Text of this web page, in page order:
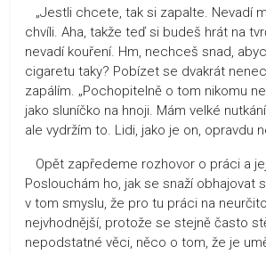
„Jestli chcete, tak si zapalte. Nevadí
chvíli. Aha, takže teď si budeš hrát na
nevadí kouření. Hm, nechceš snad,
cigaretu taky? Pobízet se dvakrát
zapálím. „Pochopitelně o tom nikomu
jako sluníčko na hnoji. Mám velké
ale vydržím to. Lidi, jako je on, opravdu
Opět zapředeme rozhovor o práci a
Poslouchám ho, jak se snaží obhajovat
v tom smyslu, že pro tu práci na
nejvhodnější, protože se stejně často
nepodstatné věci, něco o tom, že je